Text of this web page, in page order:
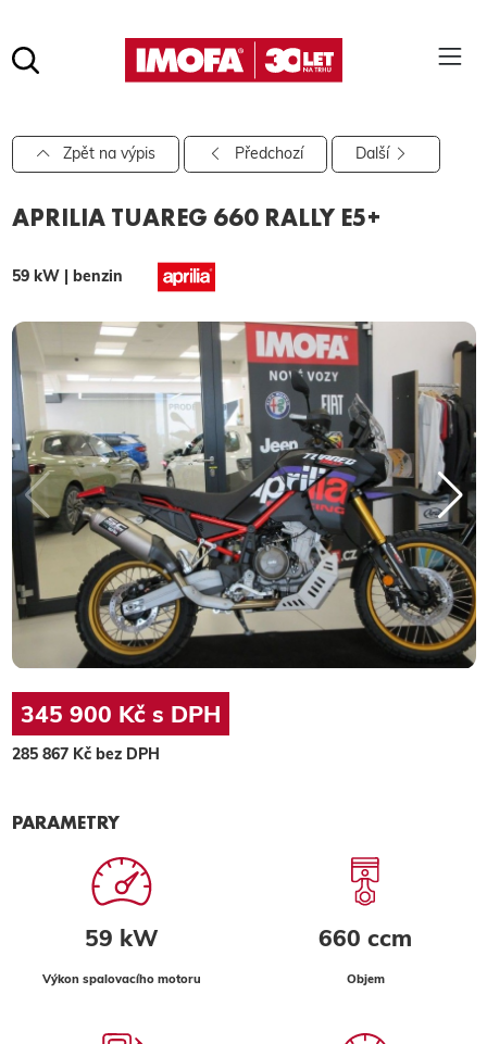
hledat
Pro vyhledávání zadejte alespoň 3 znaky.
Zpět na výpis Předchozí Další
APRILIA TUAREG 660 RALLY E5+
59 kW | benzin
345 900 Kč s DPH
285 867 Kč bez DPH
PARAMETRY
59 kW
Výkon spalovacího motoru
660 ccm
Objem